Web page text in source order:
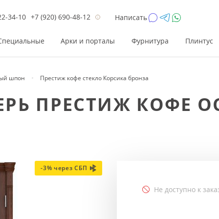
34-10 +7 (920) 690-48-12 Написать
до 26 200 Р
до 17 800 Р
Арки и порталы Фурнитура Плинтус
шпон Престиж кофе стекло Корсика бронза
ПРЕСТИЖ КОФЕ
-3% через СБП
Не доступно к